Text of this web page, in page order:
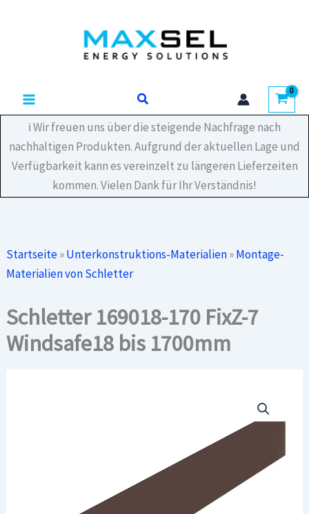
Suchen
ℹ️ Wir freuen uns über die steigende Nachfrage nach
nachhaltigen Produkten. Aufgrund der aktuellen Lage und
Verfügbarkeit kann es vereinzelt zu längeren Lieferzeiten
kommen. Vielen Dank für Ihr Verständnis!
Startseite»Unterkonstruktions-Materialien»Montage-
Materialien von Schletter
Schletter 169018-170 FixZ-7
Windsafe18 bis 1700mm